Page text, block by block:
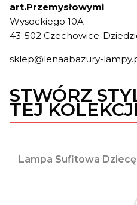
art.Przemysłowymi
Wysockiego 10A
43-502 Czechowice-
sklep@lenaabazury-
STWÓRZ
TEJ
Lampa Sufitowa